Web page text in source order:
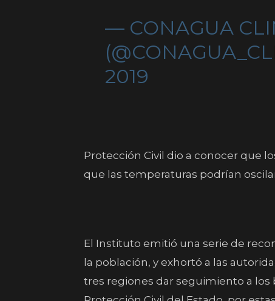
— CONAGUA
2019
Protección Civil dio a conocer que
que las temperaturas podrían
El Instituto emitió una serie de
la población, y exhortó a las
tres regiones dar seguimiento a